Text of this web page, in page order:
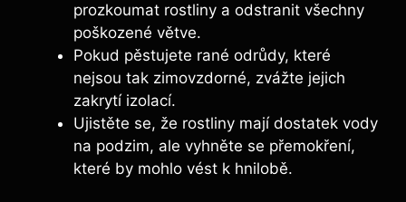
prozkoumat rostliny a odstranit všechny
poškozené větve.
Pokud pěstujete rané odrůdy, které
nejsou tak zimovzdorné, zvážte jejich
zakrytí izolací.
Ujistěte se, že rostliny mají dostatek vody
na podzim, ale vyhněte se přemokření,
které by mohlo vést k hnilobě.